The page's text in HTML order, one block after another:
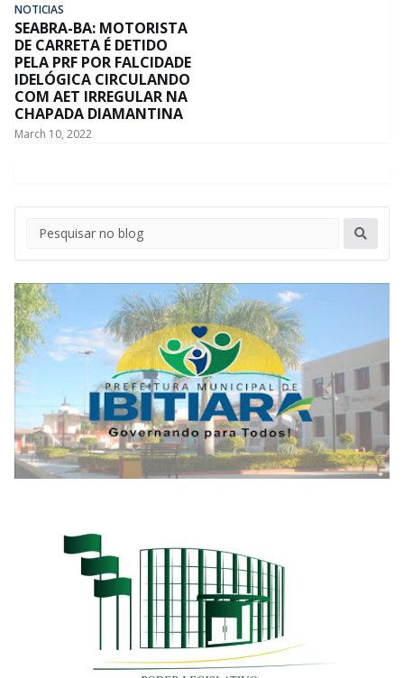
NOTICIAS
SEABRA-BA: MOTORISTA
DE CARRETA É DETIDO
PELA PRF POR FALCIDADE
IDELÓGICA CIRCULANDO
COM AET IRREGULAR NA
CHAPADA DIAMANTINA
March 10, 2022